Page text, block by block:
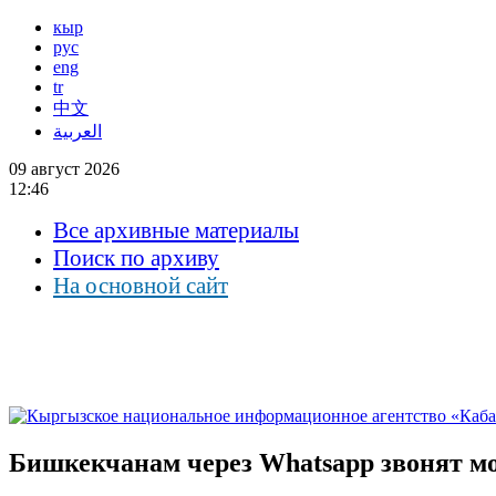
кыр
рус
eng
tr
中文
العربية
09 август 2026
12:46
Все архивные материалы
Поиск по архиву
На основной сайт
Бишкекчанам через Whatsapp звонят